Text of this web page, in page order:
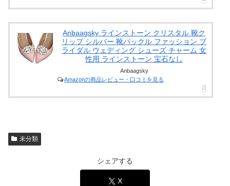
Anbaagsky ラインストーン クリスタル 靴ク
リップ シルバー 靴バックル ファッション ブ
ライダル ウェディング シューズ チャーム 女
性用 ラインストーン 宝石なし
Anbaagsky
Amazonの商品レビュー・口コミを見る
未分類
シェアする
X